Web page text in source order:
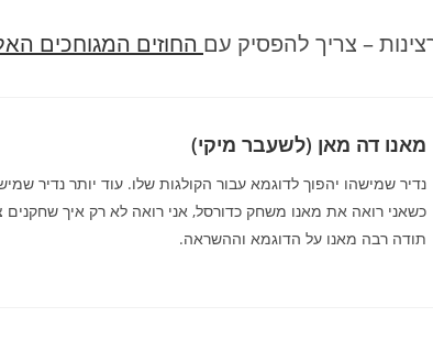
– צריך להפסיק עם החוזים המגוחכים
מאנו דה מאן (לשעבר מיקי)
נדיר שמישהו יהפוך לדוגמא עבור הקולגות שלו. עוד יותר נדיר
כשאני רואה את מאנו משחק כדורסל, אני רואה לא רק איך שחקנים
תודה רבה מאנו על הדוגמא וההשראה.